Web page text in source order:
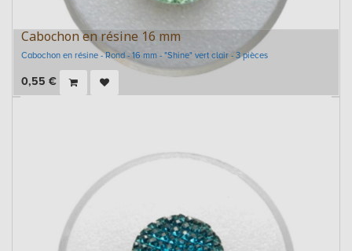
Cabochon en résine 16 mm
Cabochon en résine - Rond - 16 mm - "Shine" vert clair - 3 pièces
0,55 €